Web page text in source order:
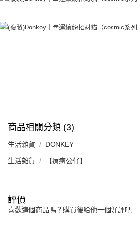
５．嚴禁一人註冊多個帳號或使用他人資訊註冊
商品相關分類 (3)
生活雜貨 DONKEY
生活雜貨 【療癒公仔】
評價
喜歡這個商品嗎？購買後給他一個好評吧